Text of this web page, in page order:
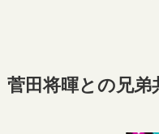
菅田将暉との兄弟